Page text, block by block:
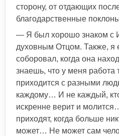
сторону, от отдающих
благодарственные
— Я был хорошо знаком с
духовным Отцом. Также, я
соборовал, когда она
знаешь, что у меня
приходится с разными
каждому… И не каждый,
искренне верит и
приходят, когда больше
может… Не может сам